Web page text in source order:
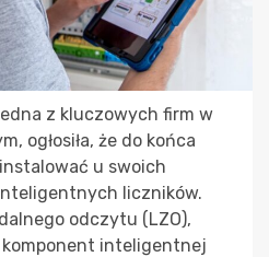
z kluczowych firm w
ogłosiła, że do końca
u swoich
liczników.
odczytu (LZO),
inteligentnej